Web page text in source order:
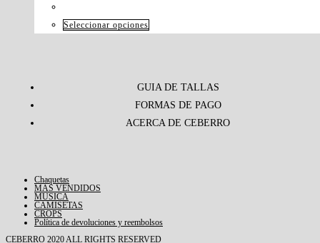
Seleccionar opciones
GUIA DE TALLAS
FORMAS DE PAGO
ACERCA DE CEBERRO
Chaquetas
MAS VENDIDOS
MUSICA
CAMISETAS
CROPS
Política de devoluciones y reembolsos
CEBERRO 2020 ALL RIGHTS RESERVED